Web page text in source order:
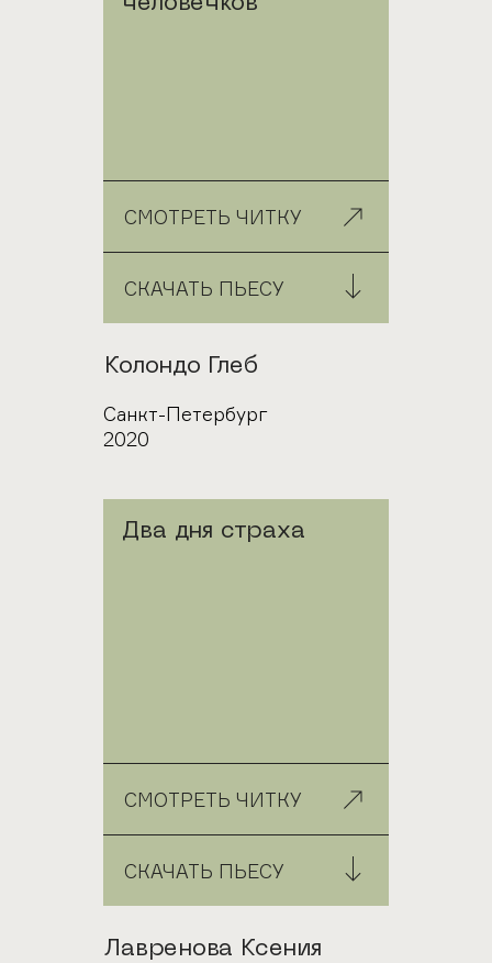
СМОТРЕТЬ ЧИТКУ
СКАЧАТЬ ПЬЕСУ
Автор
Колондо Глеб
Город
Санкт-Петербург
Год
2020
Два дня страха
СМОТРЕТЬ ЧИТКУ
СКАЧАТЬ ПЬЕСУ
Автор
Лавренова Ксения